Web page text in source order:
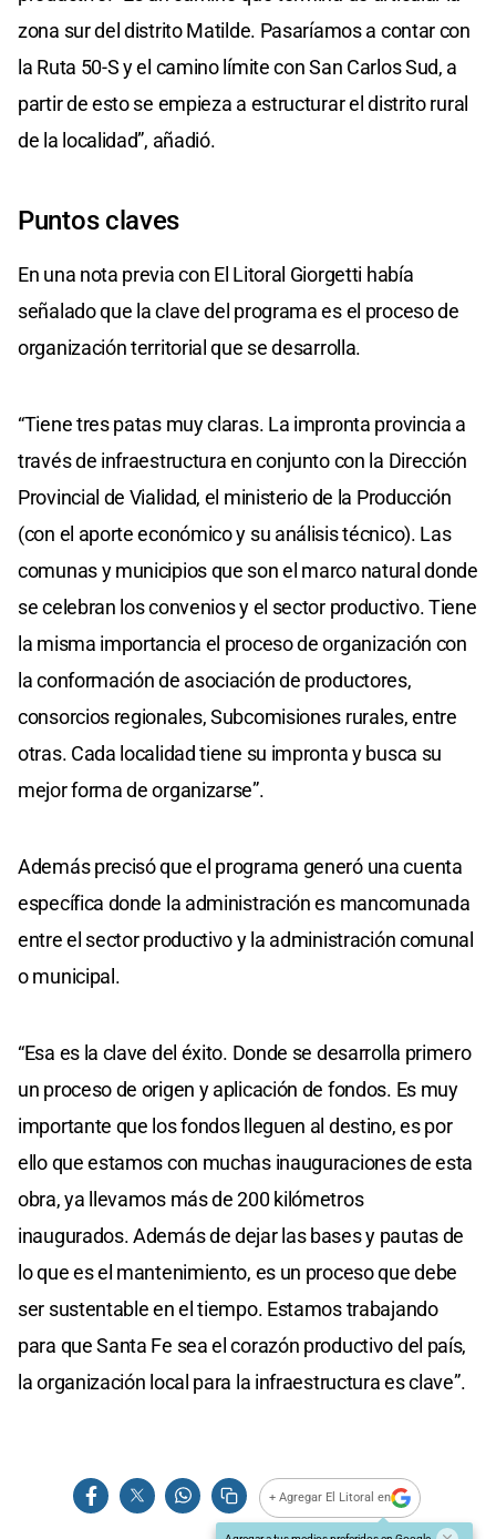
zona sur del distrito Matilde. Pasaríamos a contar con
la Ruta 50-S y el camino límite con San Carlos Sud, a
partir de esto se empieza a estructurar el distrito rural
de la localidad”, añadió.
Puntos claves
En una nota previa con El Litoral Giorgetti había
señalado que la clave del programa es el proceso de
organización territorial que se desarrolla.
“Tiene tres patas muy claras. La impronta provincia a
través de infraestructura en conjunto con la Dirección
Provincial de Vialidad, el ministerio de la Producción
(con el aporte económico y su análisis técnico). Las
comunas y municipios que son el marco natural donde
se celebran los convenios y el sector productivo. Tiene
la misma importancia el proceso de organización con
la conformación de asociación de productores,
consorcios regionales, Subcomisiones rurales, entre
otras. Cada localidad tiene su impronta y busca su
mejor forma de organizarse”.
Además precisó que el programa generó una cuenta
específica donde la administración es mancomunada
entre el sector productivo y la administración comunal
o municipal.
“Esa es la clave del éxito. Donde se desarrolla primero
un proceso de origen y aplicación de fondos. Es muy
importante que los fondos lleguen al destino, es por
ello que estamos con muchas inauguraciones de esta
obra, ya llevamos más de 200 kilómetros
inaugurados. Además de dejar las bases y pautas de
lo que es el mantenimiento, es un proceso que debe
ser sustentable en el tiempo. Estamos trabajando
para que Santa Fe sea el corazón productivo del país,
la organización local para la infraestructura es clave”.
+ Agregar El Litoral en